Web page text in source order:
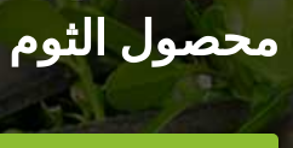
محصول الثوم